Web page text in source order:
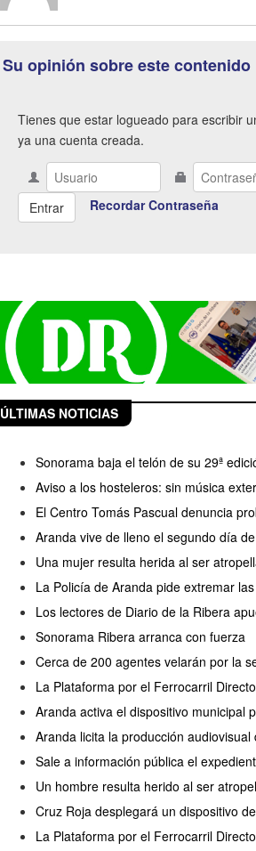
Su opinión sobre este contenido
Tienes que estar logueado para escribir
ya una cuenta creada.
Recordar Contraseña
ÚLTIMAS NOTICIAS
Sonorama baja el telón de su 29ª
Aviso a los hosteleros: sin música
El Centro Tomás Pascual denuncia
Aranda vive de lleno el segundo día
Una mujer resulta herida al ser
La Policía de Aranda pide extremar
Los lectores de Diario de la Ribera
Sonorama Ribera arranca con fuerza
Cerca de 200 agentes velarán por la
La Plataforma por el Ferrocarril
Aranda activa el dispositivo municipal
Aranda licita la producción
Sale a información pública el
Un hombre resulta herido al ser
Cruz Roja desplegará un dispositivo
La Plataforma por el Ferrocarril